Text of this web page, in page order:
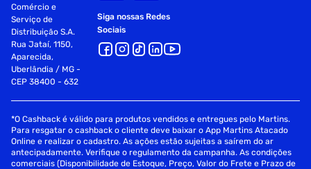
Comércio e
Serviço de
Distribuição S.A.
Rua Jataí, 1150,
Aparecida,
Uberlândia / MG -
CEP 38400 - 632
Siga nossas Redes
Sociais
*O Cashback é válido para produtos vendidos e entregues pelo Martins.
Para resgatar o cashback o cliente deve baixar o App Martins Atacado
Online e realizar o cadastro. As ações estão sujeitas a saírem do ar
antecipadamente. Verifique o regulamento da campanha. As condições
comerciais (Disponibilidade de Estoque, Preço, Valor do Frete e Prazo de